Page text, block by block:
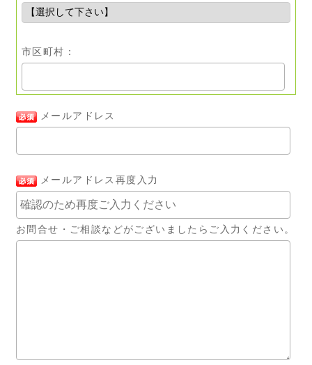
市区町村：
メールアドレス
メールアドレス再度入力
お問合せ・ご相談などがございましたらご入力ください。